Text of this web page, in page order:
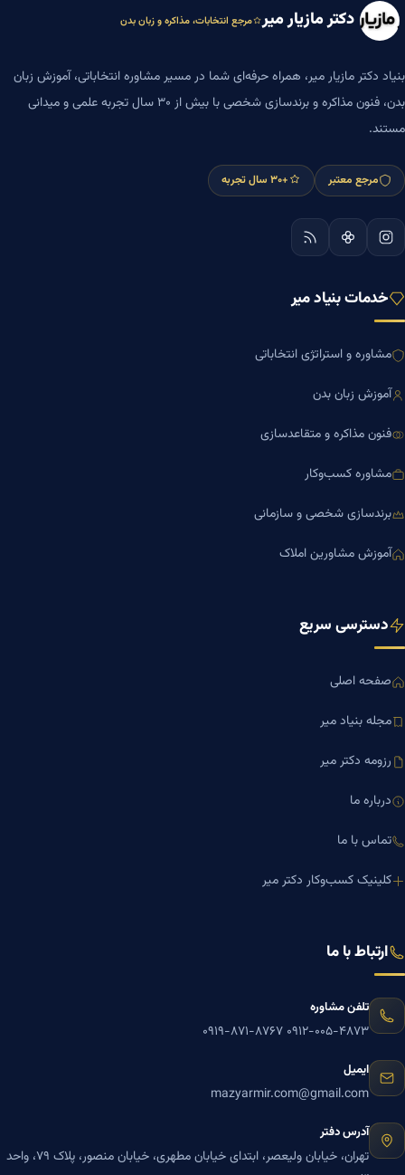
دکتر مازیار میر مرجع انتخابات، مذاکره و زبان بدن
بنیاد دکتر مازیار میر، همراه حرفه‌ای شما در مسیر مشاوره انتخاباتی، آموزش زبان
بدن، فنون مذاکره و برندسازی شخصی با بیش از ۳۰ سال تجربه علمی و میدانی
مستند.
مرجع معتبر +۳۰ سال تجربه
خدمات بنیاد میر
مشاوره و استراتژی انتخاباتی
آموزش زبان بدن
فنون مذاکره و متقاعدسازی
مشاوره کسب‌وکار
برندسازی شخصی و سازمانی
آموزش مشاورین املاک
دسترسی سریع
صفحه اصلی
مجله بنیاد میر
رزومه دکتر میر
درباره ما
تماس با ما
کلینیک کسب‌وکار دکتر میر
ارتباط با ما
تلفن مشاوره
۰۹۱۲-۰۰۵-۴۸۷۳ ۰۹۱۹-۸۷۱-۸۷۶۷
ایمیل
mazyarmir.com@gmail.com
آدرس دفتر
تهران، خیابان ولیعصر، ابتدای خیابان مطهری، خیابان منصور، پلاک ۷۹، واحد